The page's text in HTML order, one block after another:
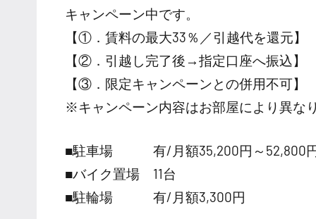
キャンペーン中です。
【①．賃料の最大33％／引越代を還元】
【②．引越し完了後→指定口座へ振込】
【③．限定キャンペーンとの併用不可】
※キャンペーン内容はお部屋により異なり
■駐車場 有/月額35,200円～52,800
■バイク置場 11台
■駐輪場 有/月額3,300円